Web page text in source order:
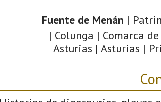
Fuente de Menán |
| Colunga | Comarca
Asturias | Asturias |